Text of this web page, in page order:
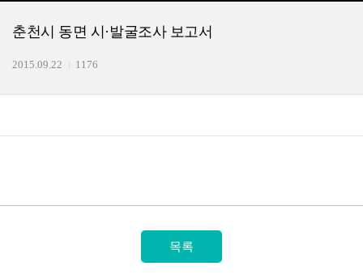
춘천시 동면 시·발굴조사 보고서
2015.09.22 1176